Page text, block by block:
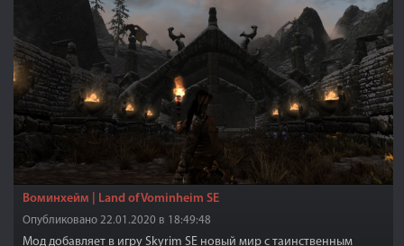
Воминхейм | Land of Vominheim SE
Опубликовано 22.01.2020 в 18:49:48
Мод добавляет в игру Skyrim SE новый мир с таинственным